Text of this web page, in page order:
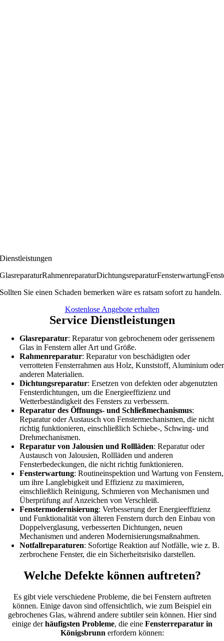
Dienstleistungen
GlasreparaturRahmenreparaturDichtungsreparaturFensterwartung
Sollten Sie einen Schaden bemerken wäre es ratsam sofort zu handeln.
Kostenlose Angebote erhalten
Service Dienstleistungen
Glasreparatur: Reparatur von gebrochenem oder gerissenem
Glas in Fenstern aller Art und Größe.
Rahmenreparatur: Reparatur von beschädigten oder
verrotteten Fensterrahmen aus Holz, Kunststoff, Aluminium oder
anderen Materialien.
Dichtungsreparatur: Ersetzen von defekten oder abgenutzten
Fensterdichtungen, um die Energieeffizienz und
Wetterbeständigkeit des Fensters zu verbessern.
Reparatur des Öffnungs- und Schließmechanismus:
Reparatur oder Austausch von Fenstermechanismen, die nicht
richtig funktionieren, einschließlich Schiebe-, Schwing- und
Drehmechanismen.
Reparatur von Jalousien und Rollläden: Reparatur oder
Austausch von Jalousien, Rollläden und anderen
Fensterbedeckungen, die nicht richtig funktionieren.
Fensterwartung: Routineinspektion und Wartung von Fenstern,
um ihre Langlebigkeit und Effizienz zu maximieren,
einschließlich Reinigung, Schmieren von Mechanismen und
Überprüfung auf Anzeichen von Verschleiß.
Fenstermodernisierung: Verbesserung der Energieeffizienz
und Funktionalität von älteren Fenstern durch den Einbau von
Doppelverglasung, verbesserten Dichtungen, neuen
Mechanismen und anderen Modernisierungsmaßnahmen.
Notfallreparaturen: Sofortige Reaktion auf Notfälle, wie z. B.
zerbrochene Fenster, die ein Sicherheitsrisiko darstellen.
Welche Defekte können auftreten?
Es gibt viele verschiedene Probleme, die bei Fenstern auftreten
können. Einige davon sind offensichtlich, wie zum Beispiel ein
gebrochenes Glas, während andere subtiler sein können. Hier sind
einige derhäufigsten Probleme, die eine Fensterreparatur in
Königsbrunn erfordern können: